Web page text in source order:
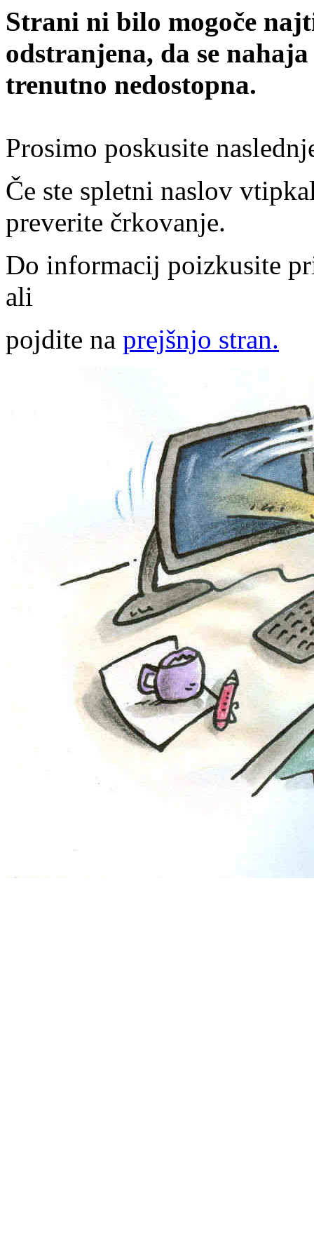
Strani ni bilo mogoče
odstranjena, da se
trenutno nedostopna.
Prosimo poskusite
Če ste spletni naslov
preverite črkovanje.
Do informacij poizkusite
ali
pojdite na prejšnjo stran.